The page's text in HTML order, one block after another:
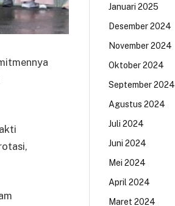
Januari 2025
Desember 2024
November 2024
Oktober 2024
September 2024
Agustus 2024
Juli 2024
Juni 2024
Mei 2024
April 2024
Maret 2024